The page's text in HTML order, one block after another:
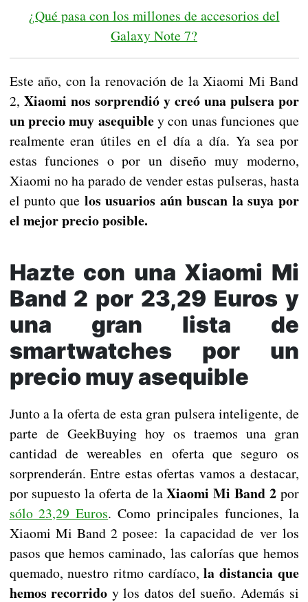
¿Qué pasa con los millones de accesorios del
Galaxy Note 7?
Este año, con la renovación de la Xiaomi Mi Band
2, Xiaomi nos sorprendió y creó una pulsera por
un precio muy asequibley con unas funciones que
realmente eran útiles en el día a día. Ya sea por
estas funciones o por un diseño muy moderno,
Xiaomi no ha parado de vender estas pulseras, hasta
el punto que los usuarios aún buscan la suya por
el mejor precio posible.
Hazte con una Xiaomi Mi
Band 2 por 23,29 Euros y
una gran lista de
smartwatches por un
precio muy asequible
Junto a la oferta de esta gran pulsera inteligente, de
parte de GeekBuying hoy os traemos una gran
cantidad de wereables en oferta que seguro os
sorprenderán. Entre estas ofertas vamos a destacar,
por supuesto la oferta de laXiaomi Mi Band 2por
sólo 23,29 Euros. Como principales funciones, la
Xiaomi Mi Band 2 posee: la capacidad de ver los
pasos que hemos caminado, las calorías que hemos
quemado, nuestro ritmo cardíaco, la distancia que
hemos recorrido y los datos del sueño. Además si